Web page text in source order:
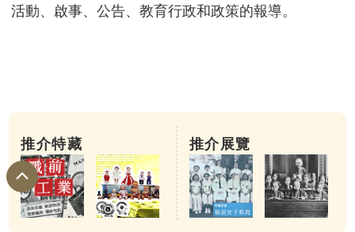
活動、啟事、公告、教育行政和政策的報導。
推介特藏 推介展覽